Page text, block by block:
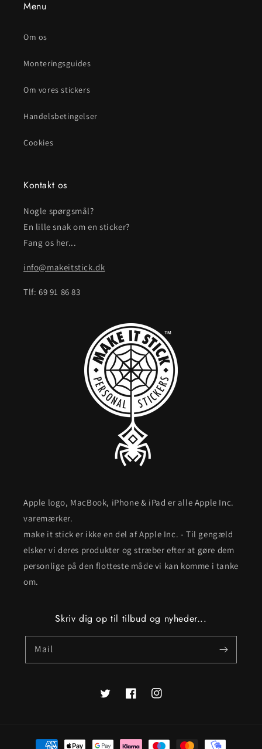
Menu
Om os
Monteringsguides
Om vores stickers
Handelsbetingelser
Cookies
Kontakt os
Nogle spørgsmål?
En lille snak om en sticker?
Fang os her...
info@makeitstick.dk
Tlf: 69 91 86 83
Apple logo, MacBook, iPhone & iPad er alle Apple Inc.
varemærker.
make it stick er ikke en del af Apple Inc. - Til gengæld
elsker vi deres produkter og stræber efter at gøre dem
personlige på den flotteste måde vi kan komme i tanke
om.
Skriv dig op til tilbud og nyheder...
Mail
TwitterFacebookInstagram
Betalingsmetoder